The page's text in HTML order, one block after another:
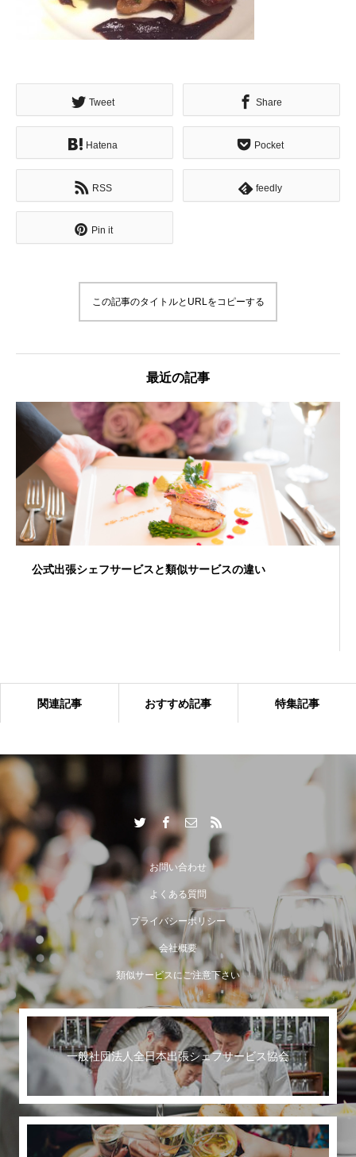
Tweet Share
Hatena Pocket
RSS feedly
Pin it
この記事のタイトルとURLをコピーする
最近の記事
公式出張シェフサービスと類似サービスの違い
出張シェフサービスならではの付加価値とは？
世界に誇る日本のおもてなし
関連記事 おすすめ記事 特集記事
お問い合わせ
よくある質問
プライバシーポリシー
会社概要
類似サービスにご注意下さい
一般社団法人全日本出張シェフサービス協会